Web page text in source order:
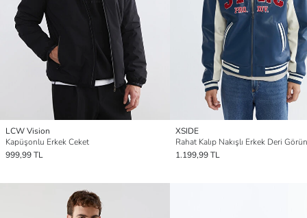
LCW Vision
Kapüşonlu Erkek Ceket
999,99 TL
XSIDE
1.199,99 TL